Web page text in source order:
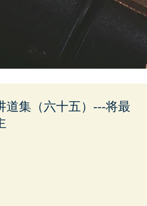
道集（六十五）---将最